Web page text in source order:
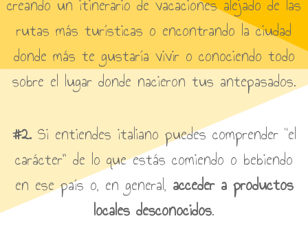
rutas más turísticas o encontrando la ciudad
donde más te gustaría vivir o conociendo todo
sobre el lugar donde nacieron tus antepasados.
#2.Si entiendes italiano puedes comprender “el
carácter” de lo que estás comiendo o bebiendo
en ese país o, en general, acceder a productos
locales desconocidos.